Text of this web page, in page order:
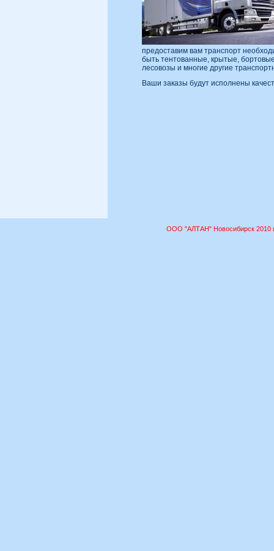
предоставим вам транспорт
быть тентованные, крытые,
лесовозы и многие другие
Ваши заказы будут исполнены
ООО "АЛТАН" Новосибирск 2010